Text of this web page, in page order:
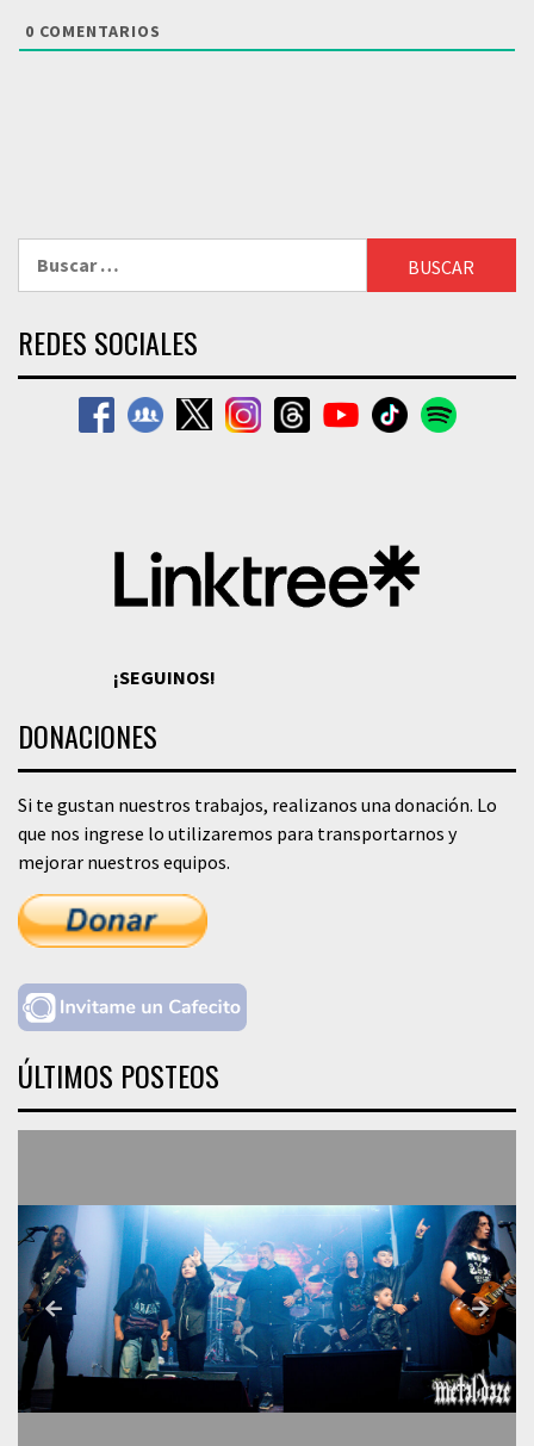
0 COMENTARIOS
REDES SOCIALES
¡SEGUINOS!
DONACIONES
Si te gustan nuestros trabajos, realizanos una donación. Lo
que nos ingrese lo utilizaremos para transportarnos y
mejorar nuestros equipos.
ÚLTIMOS POSTEOS